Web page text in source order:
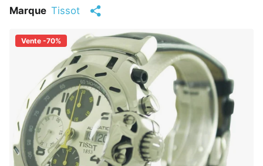
Marque Tissot
Vente -70%